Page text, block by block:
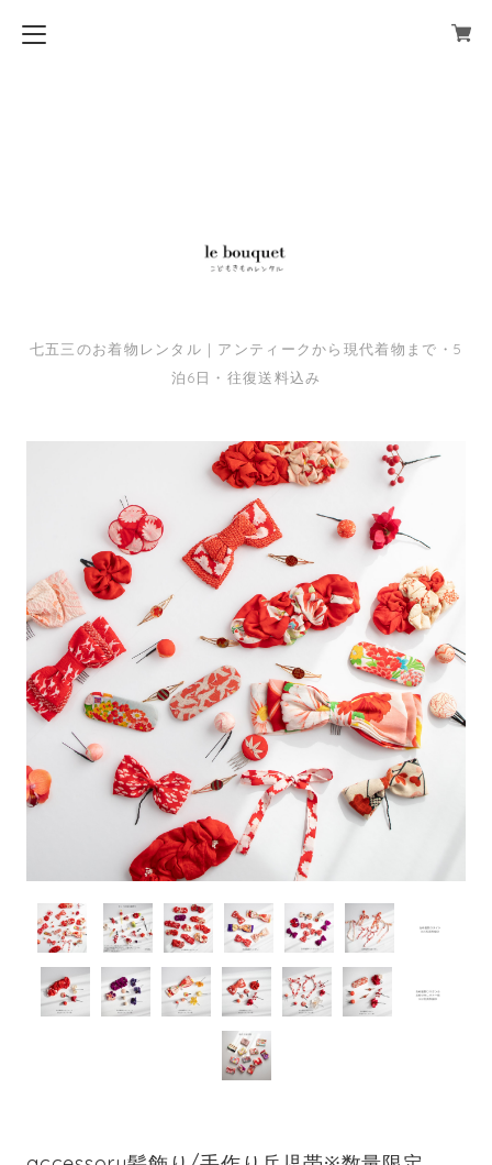
七五三のお着物レンタル｜アンティークから現代着物まで・5
泊6日・往復送料込み